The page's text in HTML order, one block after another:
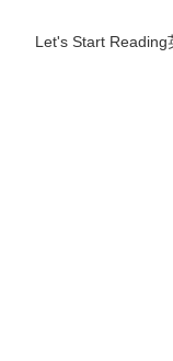
Let's Start Reading